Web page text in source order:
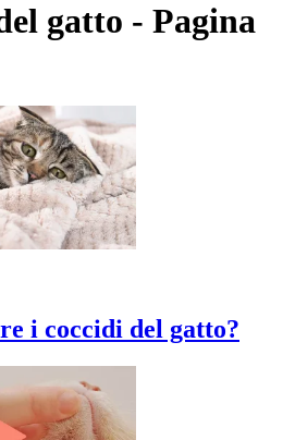
gatto - Pagina
i coccidi del gatto?